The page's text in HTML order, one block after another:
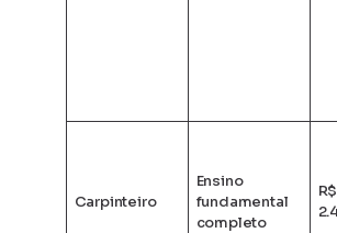
Carpinteiro
Ensino
fundamental
completo
R$